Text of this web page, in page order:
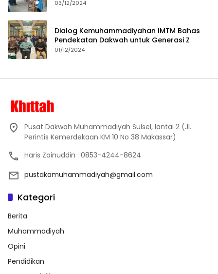
Proses Pembelajaran
03/12/2024
Dialog Kemuhammadiyahan IMTM Bahas
Pendekatan Dakwah untuk Generasi Z
01/12/2024
Pusat Dakwah Muhammadiyah Sulsel, lantai 2 (Jl.
Perintis Kemerdekaan KM 10 No 38 Makassar)
Haris Zainuddin : 0853-4244-8624
pustakamuhammadiyah@gmail.com
Kategori
Berita
Muhammadiyah
Opini
Pendidikan